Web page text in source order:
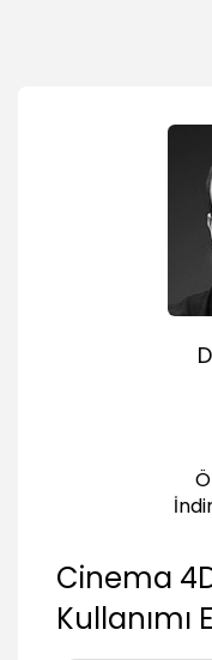
Animasyonlu
Fog
02:12
Cinema
Kullanımı